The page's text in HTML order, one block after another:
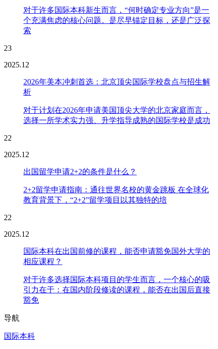
对于许多国际本科新生而言，“何时确定专业方向”是一
个充满焦虑的核心问题。是尽早锚定目标，还是广泛探
索
23
2025.12
2026年美本冲刺首选：北京顶尖国际学校盘点与招生解
析
对于计划在2026年申请美国顶尖大学的北京家庭而言，
选择一所学术实力强、升学指导成熟的国际学校是成功
22
2025.12
出国留学申请2+2的条件是什么？
2+2留学申请指南：通往世界名校的黄金跳板 在全球化
教育背景下，“2+2”留学项目以其独特的培
22
2025.12
国际本科在出国前修的课程，能否申请豁免国外大学的
相应课程？
对于许多选择国际本科项目的学生而言，一个核心的吸
引力在于：在国内阶段修读的课程，能否在出国后直接
豁免
导航
国际本科